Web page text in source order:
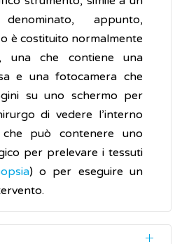
appunto,
è costituito normalmente
una che contiene una
e una fotocamera che
su uno schermo per
di vedere l’interno
può contenere uno
per prelevare i tessuti
) o per eseguire un